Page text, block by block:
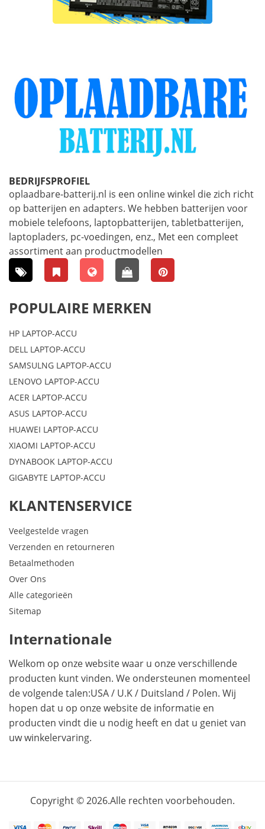
BEDRIJFSPROFIEL
oplaadbare-batterij.nl is een online winkel die zich richt
op batterijen en adapters. We hebben batterijen voor
mobiele telefoons, laptopbatterijen, tabletbatterijen,
laptopladers, pc-voedingen, enz., Met een compleet
assortiment aan productmodellen
POPULAIRE MERKEN
HP LAPTOP-ACCU
DELL LAPTOP-ACCU
SAMSULNG LAPTOP-ACCU
LENOVO LAPTOP-ACCU
ACER LAPTOP-ACCU
ASUS LAPTOP-ACCU
HUAWEI LAPTOP-ACCU
XIAOMI LAPTOP-ACCU
DYNABOOK LAPTOP-ACCU
GIGABYTE LAPTOP-ACCU
KLANTENSERVICE
Veelgestelde vragen
Verzenden en retourneren
Betaalmethoden
Over Ons
Alle categorieën
Sitemap
Internationale
Welkom op onze website waar u onze verschillende
producten kunt vinden. We ondersteunen momenteel
de volgende talen:USA/ U.K/ Duitsland / Polen. Wij
hopen dat u op onze website de informatie en
producten vindt die u nodig heeft en dat u geniet van
uw winkelervaring.
Copyright © 2026.Alle rechten voorbehouden.